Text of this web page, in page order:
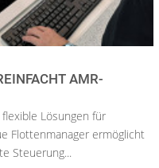
AMR-
Lösungen für
Flottenmanager ermöglicht
Steuerung...